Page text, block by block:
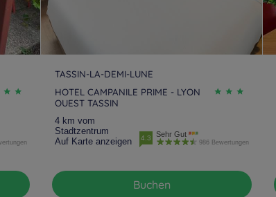
TASSIN-LA-DEMI-LUNE
HOTEL CAMPANILE PRIME - LYON
OUEST TASSIN
4 km vom
Stadtzentrum
Auf Karte anzeigen
4.3 Sehr Gut
986 Bewertungen
Buchen